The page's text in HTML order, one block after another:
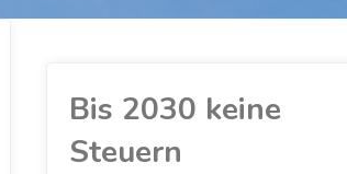
Bis 2030 keine
Steuern